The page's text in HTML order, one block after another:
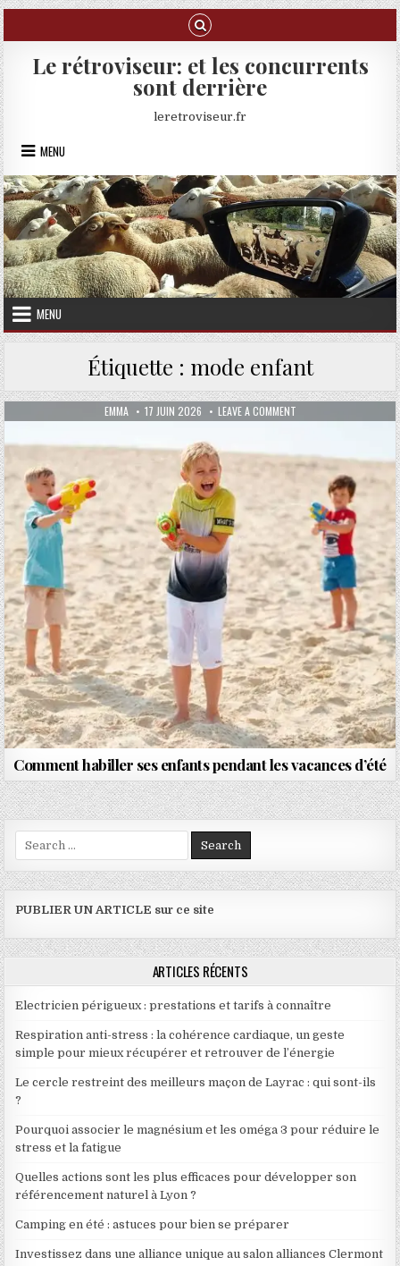
Skip to content
Le rétroviseur: et les concurrents
sont derrière
leretroviseur.fr
MENU
MENU
Étiquette : mode enfant
AUTHOR:
EMMA PUBLISHED DATE:
17 JUIN 2026 LEAVE A COMMENTON COMMENT
Comment habiller ses enfants pendant les vacances d’été
Search for:
PUBLIER UN ARTICLE sur ce site
ARTICLES RÉCENTS
Electricien périgueux : prestations et tarifs à connaître
Respiration anti-stress : la cohérence cardiaque, un geste
simple pour mieux récupérer et retrouver de l’énergie
Le cercle restreint des meilleurs maçon de Layrac : qui sont-ils
?
Pourquoi associer le magnésium et les oméga 3 pour réduire le
stress et la fatigue
Quelles actions sont les plus efficaces pour développer son
référencement naturel à Lyon ?
Camping en été : astuces pour bien se préparer
Investissez dans une alliance unique au salon alliances Clermont